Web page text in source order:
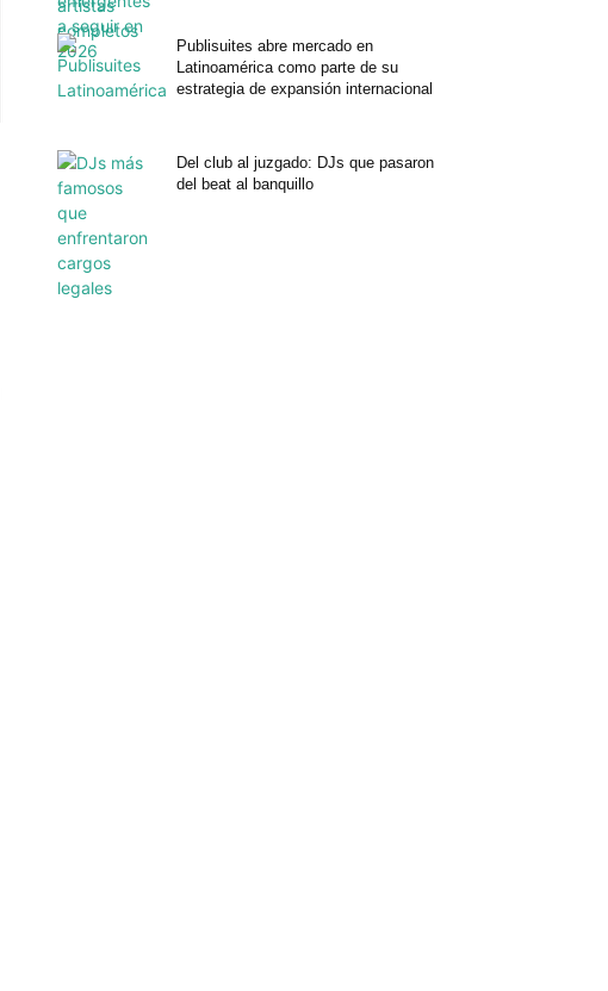
Publisuites abre mercado en
Latinoamérica como parte de su
estrategia de expansión internacional
Del club al juzgado: DJs que pasaron
del beat al banquillo